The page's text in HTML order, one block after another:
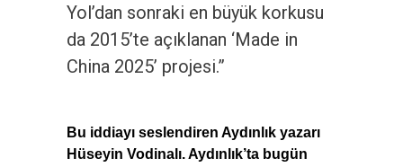
Yol’dan sonraki en büyük korkusu
da 2015’te açıklanan ‘Made in
China 2025’ projesi.”
Bu iddiayı seslendiren Aydınlık yazarı
Hüseyin Vodinalı. Aydınlık’ta bugün